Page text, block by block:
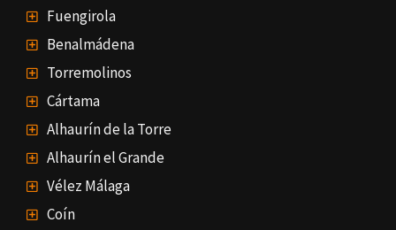
Fuengirola
Benalmádena
Torremolinos
Cártama
Alhaurín de la Torre
Alhaurín el Grande
Vélez Málaga
Coín